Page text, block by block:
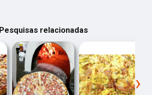
Pesquisas relacionadas
›